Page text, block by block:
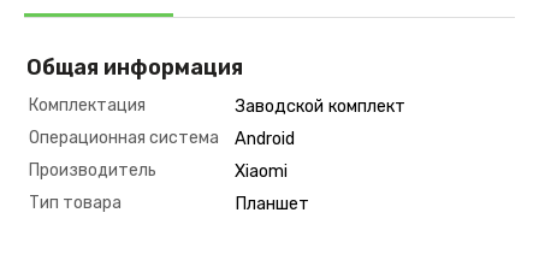
Общая информация
Комплектация
Заводской комплект
Операционная система
Android
Производитель
Xiaomi
Тип товара
Планшет